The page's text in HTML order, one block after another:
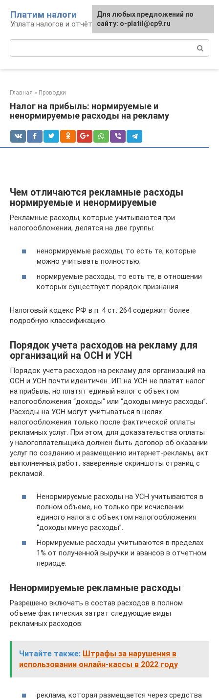
контенту
Платим налоги
Уплата налогов и отчётность
Главная » Проводки
Налог на прибыль: нормируемые и
ненормируемые расходы на рекламу
Чем отличаются рекламные расходы
нормируемые и ненормируемые
Рекламные расходы, которые учитываются при
налогообложении, делятся на две группы:
ненормируемые расходы, то есть те, которые
можно учитывать полностью;
нормируемые расходы, то есть те, в отношении
которых существует порядок признания.
Налоговый кодекс РФ в п. 4 ст. 264 содержит более
подробную классификацию.
Порядок учета расходов на рекламу для
организаций на ОСН и УСН
Порядок учета расходов на рекламу для организаций на
ОСН и УСН почти идентичен. ИП на УСН не платят налог
на прибыль, но платят единый налог с объектом
налогообложения “доходы” или “доходы минус расходы”.
Расходы на УСН могут учитываться в целях
налогообложения только после фактической оплаты
рекламных услуг. При этом, для доказательства оплаты
у налогоплательщика должен быть договор об оказании
услуг по созданию и размещению интернет-рекламы, акт
выполненных работ, заверенные скриншоты страниц с
рекламой.
Ненормируемые расходы на УСН учитываются в
полном объеме, но только при исчислении
единого налога с объектом налогообложения
“доходы минус расходы”.
Нормируемые расходы учитываются в пределах
1% от полученной выручки и авансов в отчетном
периоде.
Ненормируемые рекламные расходы
Разрешено включать в состав расходов в полном
объеме фактических затрат следующие виды
рекламных расходов:
Читайте также: Штрафы за нарушения в
использовании онлайн-кассы в 2022 году
реклама, которая размещается через средства
Для любых предложений по
сайту: o-platil@cp9.ru